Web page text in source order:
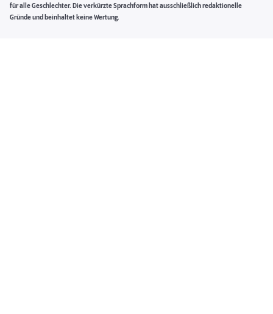
für alle Geschlechter. Die verkürzte Sprachform hat ausschließlich redaktionelle
Gründe und beinhaltet keine Wertung.